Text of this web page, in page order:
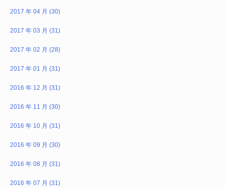
2017 年 04 月 (30)
2017 年 03 月 (31)
2017 年 02 月 (28)
2017 年 01 月 (31)
2016 年 12 月 (31)
2016 年 11 月 (30)
2016 年 10 月 (31)
2016 年 09 月 (30)
2016 年 08 月 (31)
2016 年 07 月 (31)